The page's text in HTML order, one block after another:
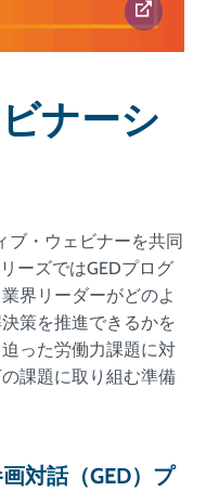
ナーシ
ブ・ウェビナーを共同
ーズではGEDプログ
界リーダーがどのよ
策を推進できるかを
った労働力課題に対
課題に取り組む準備
対話（GED）プ